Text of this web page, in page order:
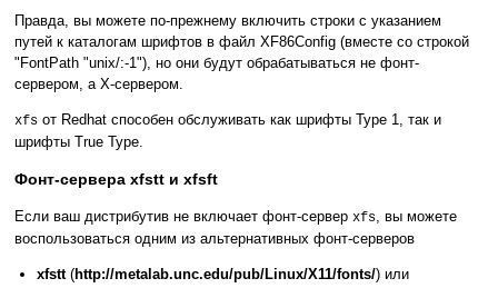
Правда, вы можете по-прежнему включить строки с указанием
путей к каталогам шрифтов в файл XF86Config (вместе со строкой
"FontPath "unix/:-1"), но они будут обрабатываться не фонт-
сервером, а X-сервером.
xfs от Redhat способен обслуживать как шрифты Type 1, так и
шрифты True Type.
Фонт-сервера xfstt и xfsft
Если ваш дистрибутив не включает фонт-сервер xfs , вы можете
воспользоваться одним из альтернативных фонт-серверов
xfstt(http://metalab.unc.edu/pub/Linux/X11/fonts/) или